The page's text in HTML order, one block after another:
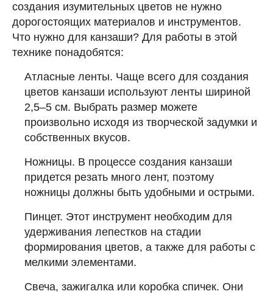
создания изумительных цветов не нужно
дорогостоящих материалов и инструментов.
Что нужно для канзаши? Для работы в этой
технике понадобятся:
Атласные ленты. Чаще всего для создания
цветов канзаши используют ленты шириной
2,5–5 см. Выбрать размер можете
произвольно исходя из творческой задумки и
собственных вкусов.
Ножницы. В процессе создания канзаши
придется резать много лент, поэтому
ножницы должны быть удобными и острыми.
Пинцет. Этот инструмент необходим для
удерживания лепестков на стадии
формирования цветов, а также для работы с
мелкими элементами.
Свеча, зажигалка или коробка спичек. Они